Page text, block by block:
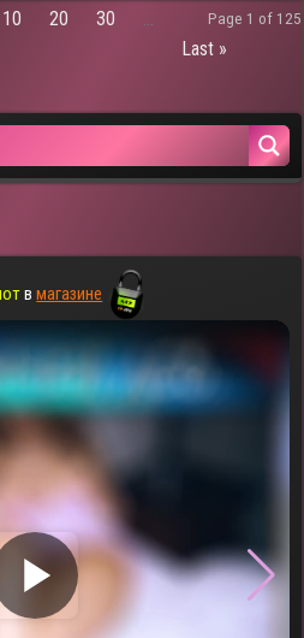
Page 1 of 125
10 20 30
...
Last »
вмагазине
▶